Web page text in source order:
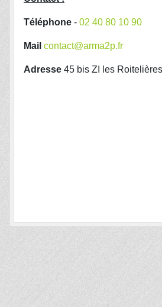
Téléphone - 02 40 80 10 90
Mail contact@arma2p.fr
Adresse 45 bis ZI les